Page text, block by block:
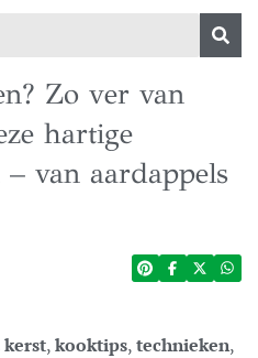
Zo ver van
hartige
van aardappels
,kooktips,technieken,